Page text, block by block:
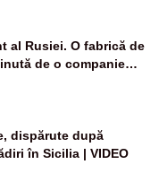
al Rusiei. O fabrică de
de o companie
de o rachetă
dispărute după
în Sicilia | VIDEO